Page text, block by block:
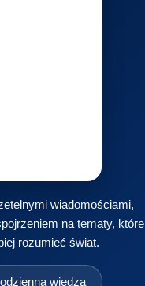
wiadomościami,
na tematy, które
rozumieć świat.
wiedza